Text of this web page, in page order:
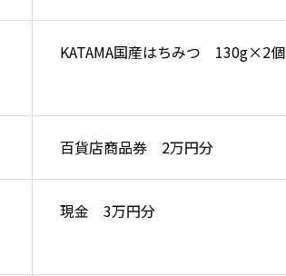
KATAMA国産はちみつ 130g×2個
百貨店商品券 2万円分
現金 3万円分